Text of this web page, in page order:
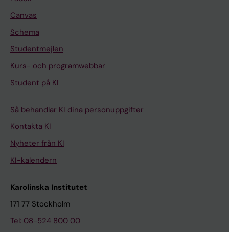
Canvas
Schema
Studentmejlen
Kurs- och programwebbar
Student på KI
Så behandlar KI dina personuppgifter
Kontakta KI
Nyheter från KI
KI-kalendern
Karolinska Institutet
171 77 Stockholm
Tel: 08-524 800 00